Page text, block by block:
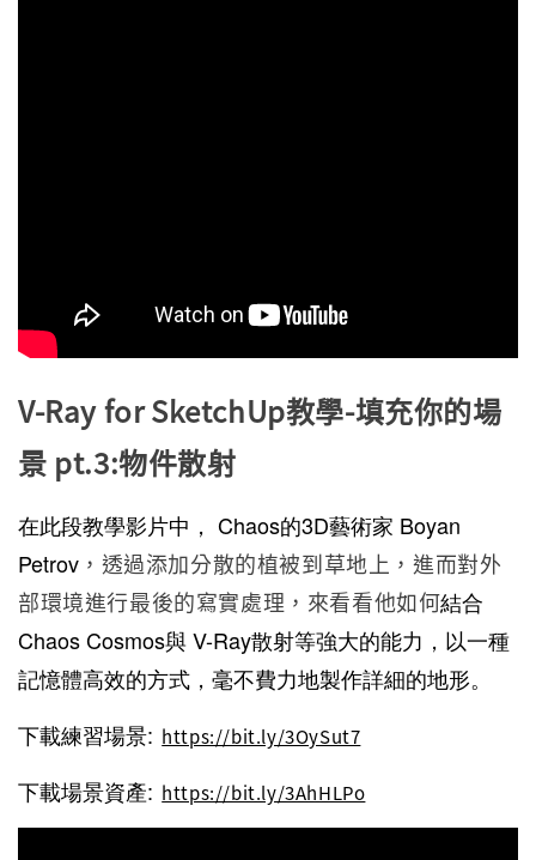
V-Ray for SketchUp教學-填充你的場
景 pt.3:物件散射
在此段教學影片中， Chaos的3D藝術家 Boyan
Petrov ，透過添加分散的植被到草地上，進而對外
部環境進行最後的寫實處理，來看看他如何結合
Chaos Cosmos與V-Ray散射等強大的能力， 以一種
記憶體高效的方式，毫不費力地製作詳細的地形。
下載練習場景: https://bit.ly/3OySut7
下載場景資產: https://bit.ly/3AhHLPo